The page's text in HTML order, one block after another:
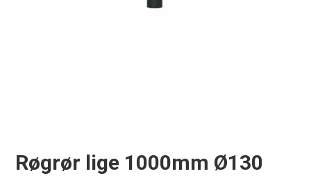
Røgrør lige 1000mm Ø130